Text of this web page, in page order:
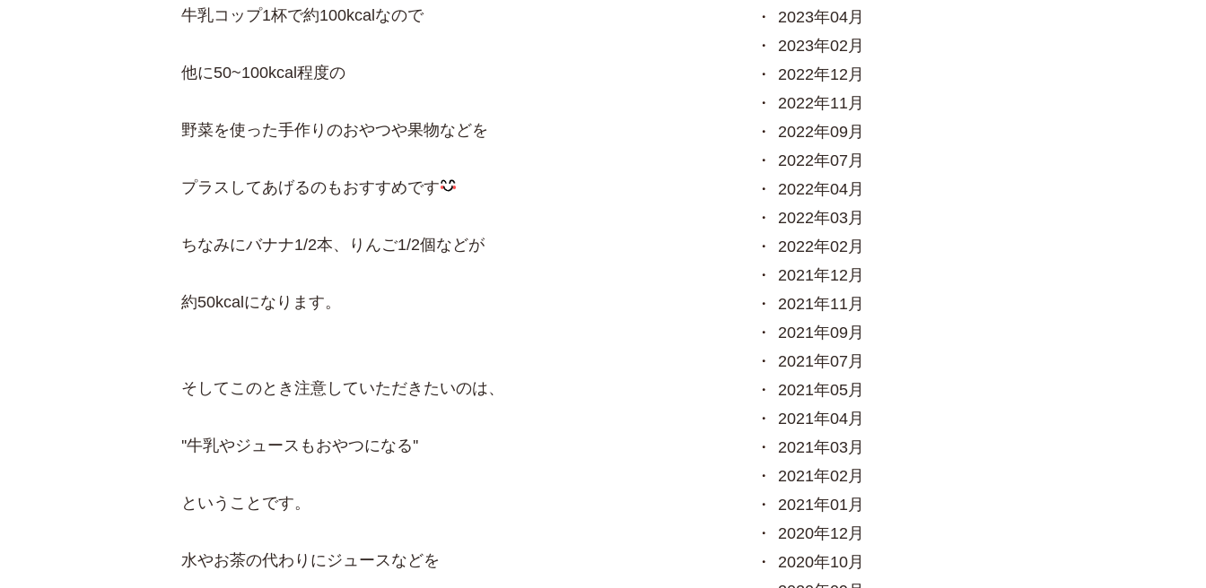
牛乳コップ1杯で約100kcalなので
他に50~100kcal程度の
野菜を使った手作りのおやつや果物などを
プラスしてあげるのもおすすめです
ちなみにバナナ1/2本、りんご1/2個などが
約50kcalになります。
そしてこのとき注意していただきたいのは、
''牛乳やジュースもおやつになる''
ということです。
水やお茶の代わりにジュースなどを
2023年04月
2023年02月
2022年12月
2022年11月
2022年09月
2022年07月
2022年04月
2022年03月
2022年02月
2021年12月
2021年11月
2021年09月
2021年07月
2021年05月
2021年04月
2021年03月
2021年02月
2021年01月
2020年12月
2020年10月